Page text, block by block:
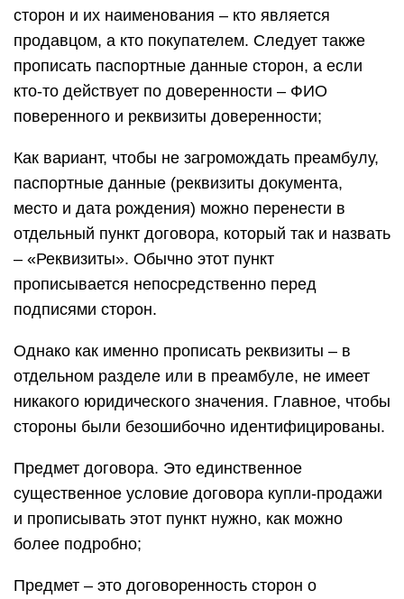
сторон и их наименования – кто является
продавцом, а кто покупателем. Следует также
прописать паспортные данные сторон, а если
кто-то действует по доверенности – ФИО
поверенного и реквизиты доверенности;
Как вариант, чтобы не загромождать преамбулу,
паспортные данные (реквизиты документа,
место и дата рождения) можно перенести в
отдельный пункт договора, который так и назвать
– «Реквизиты». Обычно этот пункт
прописывается непосредственно перед
подписями сторон.
Однако как именно прописать реквизиты – в
отдельном разделе или в преамбуле, не имеет
никакого юридического значения. Главное, чтобы
стороны были безошибочно идентифицированы.
Предмет договора. Это единственное
существенное условие договора купли-продажи
и прописывать этот пункт нужно, как можно
более подробно;
Предмет – это договоренность сторон о